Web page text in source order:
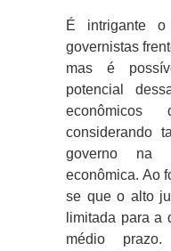
É intrigante
governistas
mas é
potencial
econômicos
considerando
governo na
econômica. Ao
se que o alto
limitada para a
médio